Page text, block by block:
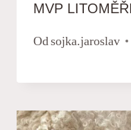
MVP
Od sojka.jaroslav